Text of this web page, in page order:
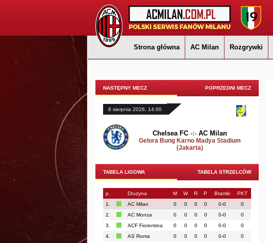
Strona główna AC Milan Rozgrywki
NASTĘPNY MECZ POPRZEDNI MECZ
8 sierpnia 2026, 14:00
Chelsea FC -:- AC Milan
Gelora Bung Karno Madya Stadium
(Jakarta)
TABELA LIGOWA TABELA STRZELCÓW
p. Drużyna M W R P Bramki
PKT
1.
AC Milan 0 0 0 0 0-0
0
2.
AC Monza 0 0 0 0 0-0
0
3.
ACF Fiorentina 0 0 0 0 0-0
0
4.
AS Roma 0 0 0 0 0-0
0